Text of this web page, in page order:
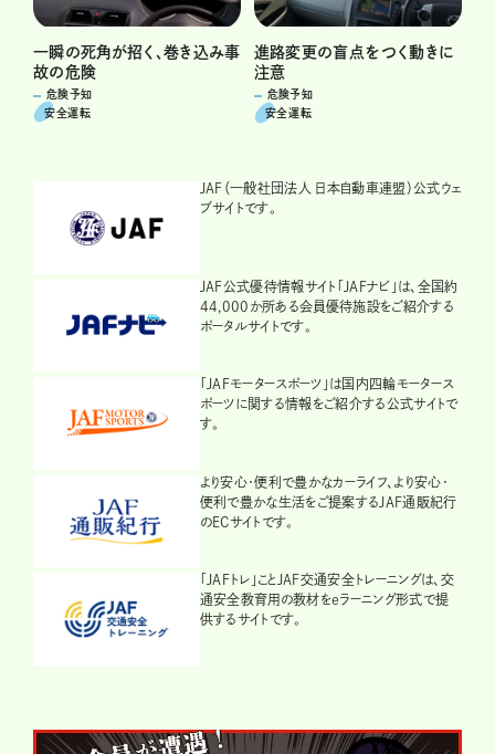
一瞬の死角が招く、巻き込み事
故の危険
危険予知
安全運転
進路変更の盲点をつく動きに
注意
危険予知
安全運転
JAF（一般社団法人 日本自動車連盟）公式ウェ
ブサイトです。
JAF公式優待情報サイト「JAFナビ」は、全国約
44,000か所ある会員優待施設をご紹介する
ポータルサイトです。
「JAFモータースポーツ」は国内四輪モータース
ポーツに関する情報をご紹介する公式サイトで
す。
より安心・便利で豊かなカーライフ、より安心・
便利で豊かな生活をご提案するJAF通販紀行
のECサイトです。
「JAFトレ」ことJAF交通安全トレーニングは、交
通安全教育用の教材をeラーニング形式で提
供するサイトです。